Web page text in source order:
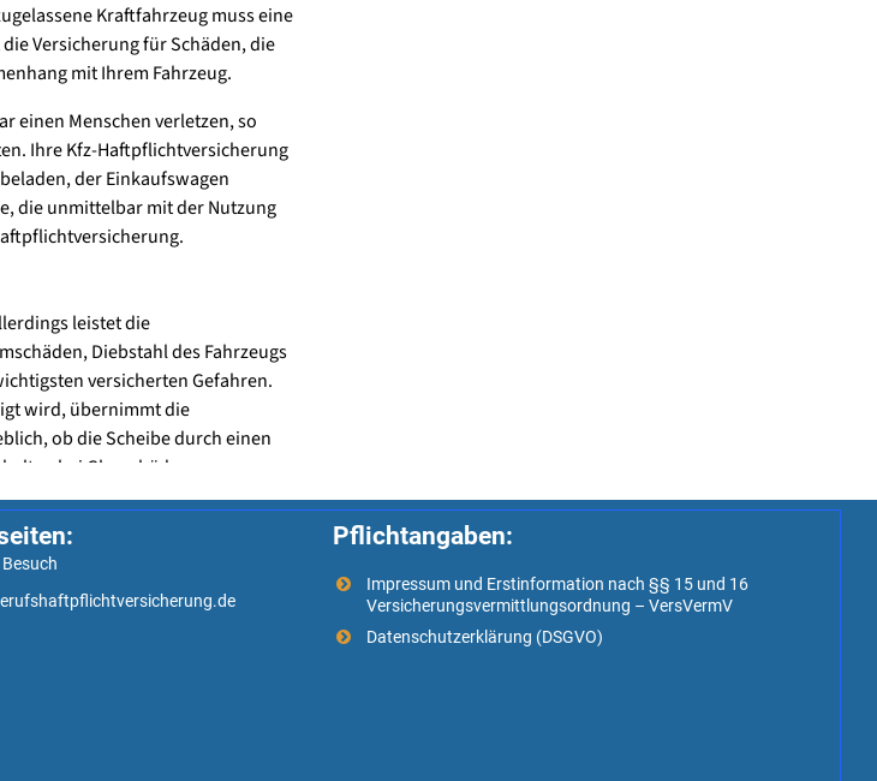
Pflichtangaben:
Impressum und Erstinformation nach §§ 15 und 16
Versicherungsvermittlungsordnung – VersVermV
Datenschutzerklärung (DSGVO)